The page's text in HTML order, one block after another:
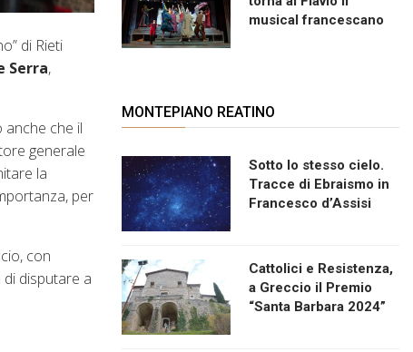
di Rieti
Serra,
anche che il
generale
la
per
con
di disputare a
musical francescano
MONTEPIANO REATINO
Sotto lo stesso cielo.
Tracce di Ebraismo in
Francesco d’Assisi
Cattolici e Resistenza,
a Greccio il Premio
“Santa Barbara 2024”